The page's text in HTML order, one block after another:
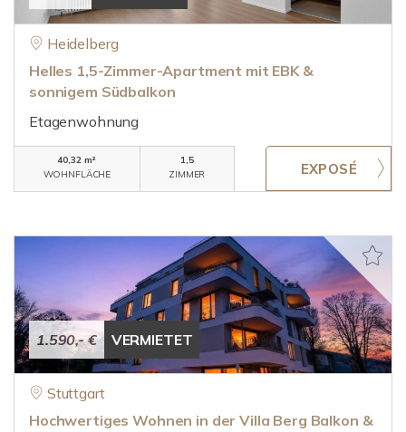
Heidelberg
Helles 1,5-Zimmer-Apartment mit EBK &
sonnigem Südbalkon
Etagenwohnung
40,32 m²
WOHNFLÄCHE
1,5
ZIMMER
1.590,- € VERMIETET
Stuttgart
Hochwertiges Wohnen in der Villa Berg Balkon &